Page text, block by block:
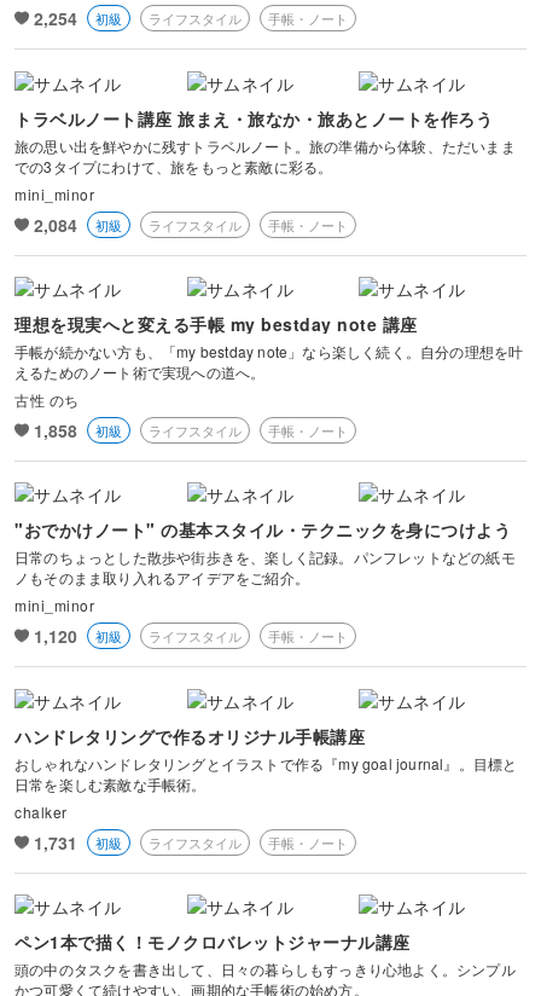
2,254 初級 ライフスタイル 手帳・ノート
トラベルノート講座 旅まえ・旅なか・旅あとノートを作ろう
旅の思い出を鮮やかに残すトラベルノート。旅の準備から体験、ただいまま
での3タイプにわけて、旅をもっと素敵に彩る。
mini_minor
2,084 初級 ライフスタイル 手帳・ノート
理想を現実へと変える手帳 my bestday note 講座
手帳が続かない方も、「my bestday note」なら楽しく続く。自分の理想を叶
えるためのノート術で実現への道へ。
古性 のち
1,858 初級 ライフスタイル 手帳・ノート
"おでかけノート" の基本スタイル・テクニックを身につけよう
日常のちょっとした散歩や街歩きを、楽しく記録。パンフレットなどの紙モ
ノもそのまま取り入れるアイデアをご紹介。
mini_minor
1,120 初級 ライフスタイル 手帳・ノート
ハンドレタリングで作るオリジナル手帳講座
おしゃれなハンドレタリングとイラストで作る『my goal journal』。目標と
日常を楽しむ素敵な手帳術。
chalker
1,731 初級 ライフスタイル 手帳・ノート
ペン1本で描く！モノクロバレットジャーナル講座
頭の中のタスクを書き出して、日々の暮らしもすっきり心地よく。シンプル
かつ可愛くて続けやすい、画期的な手帳術の始め方。